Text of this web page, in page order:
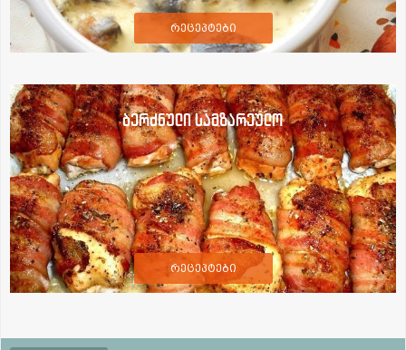
რეცეპტები
ბერძნული სამზარეულო
რეცეპტები